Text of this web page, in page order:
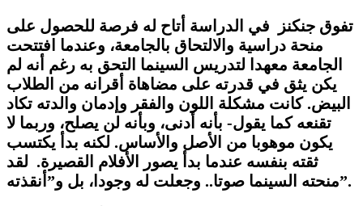
تفوق جنكنز في الدراسة أتاح له فرصة للحصول على
منحة دراسية والالتحاق بالجامعة، وعندما افتتحت
الجامعة معهدا لتدريس السينما التحق به رغم أنه لم
يكن يثق في قدرته على مضاهاة أقرانه من الطلاب
البيض. كانت مشكلة اللون والفقر وإدمان والدته تكاد
تقنعه كما يقول- بأنه أدنى، وبأنه لن يصلح، وربما لا
يكون موهوبا من الأصل والأساس. لكنه بدأ يكتسب
ثقته بنفسه عندما بدأ يصور الأفلام القصيرة. لقد
منحته السينما صوتا.. وجعلت له وجودا، بل و”أنقذته”.